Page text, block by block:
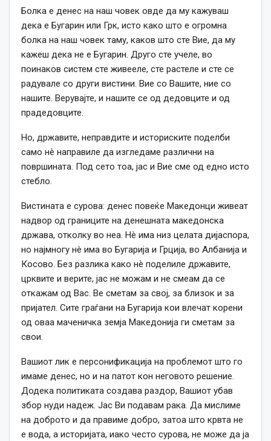
Болка е денес на наш човек овде да му кажуваш
дека е Бугарин или Грк, исто како што е огромна
болка на наш човек таму, каков што сте Вие, да му
кажеш дека не е Бугарин. Друго сте учеле, во
поинаков систем сте живееле, сте растеле и сте се
радувале со други вистини. Вие со Вашите, ние со
нашите. Верувајте, и нашите се од дедовците и од
прадедовците.
Но, државите, неправдите и историските поделби
само нè направиле да изгледаме различни на
површината. Под сето тоа, јас и Вие сме од едно исто
стебло.
Вистината е сурова: денес повеќе Македонци живеат
надвор од границите на денешната македонска
држава, отколку во неа. Нè има низ целата дијаспора,
но најмногу нè има во Бугарија и Грција, во Албанија и
Косово. Без разлика како нè поделиле државите,
црквите и верите, јас не можам и не смеам да се
откажам од Вас. Ве сметам за свој, за близок и за
пријател. Сите граѓани на Бугарија кои влечат корени
од оваа маченичка земја Македонија ги сметам за
свои.
Вашиот лик е персонификација на проблемот што го
имаме денес, но и на патот кон неговото решение.
Додека политиката создава раздор, Вашиот убав
збор нуди надеж. Јас Ви подавам рака. Да мислиме
на доброто и да правиме добро, затоа што крвта не
е вода, а историјата, иако често сурова, не може да ја